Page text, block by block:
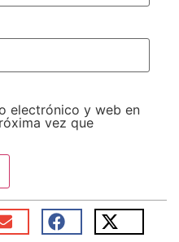
electrónico y web en
vez que